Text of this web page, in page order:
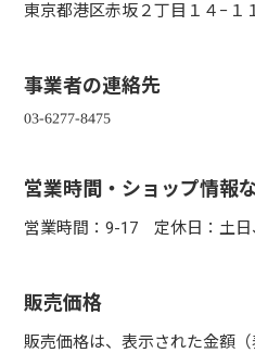
東京都港区赤坂２丁目１４−１
事業者の連絡先
営業時間・ショップ情報
営業時間：9-17 定休日：土日
販売価格
販売価格は、表示された金額